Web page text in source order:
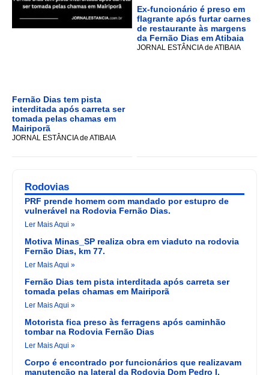
Fernão Dias tem pista
interditada após carreta ser
tomada pelas chamas em
Mairiporã
JORNAL ESTÂNCIA de ATIBAIA
Ex-funcionário é preso em
flagrante após furtar carnes
de restaurante às margens
da Fernão Dias em Atibaia
JORNAL ESTÂNCIA de ATIBAIA
Rodovias
PRF prende homem com mandado por estupro de
vulnerável na Rodovia Fernão Dias.
Ler Mais Aqui »
Motiva Minas_SP realiza obra em viaduto na rodovia
Fernão Dias, km 77.
Ler Mais Aqui »
Fernão Dias tem pista interditada após carreta ser
tomada pelas chamas em Mairiporã
Ler Mais Aqui »
Motorista fica preso às ferragens após caminhão
tombar na Rodovia Fernão Dias
Ler Mais Aqui »
Corpo é encontrado por funcionários que realizavam
manutenção na lateral da Rodovia Dom Pedro I.